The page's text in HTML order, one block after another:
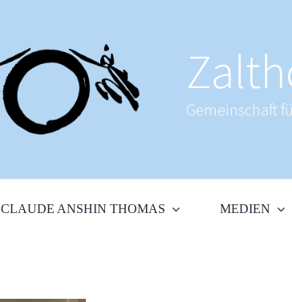
Gemeinschaft
CLAUDE ANSHIN THOMAS MEDIEN